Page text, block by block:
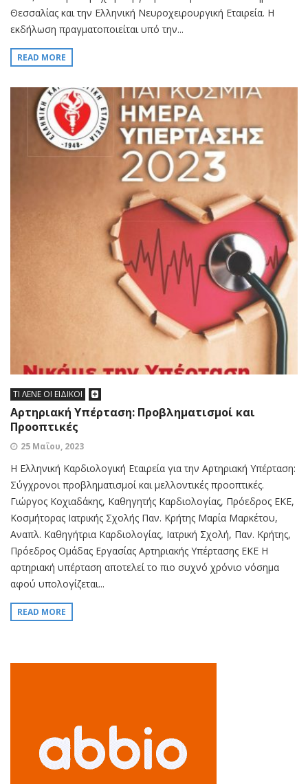
Θεσσαλίας και την Ελληνική Νευροχειρουργική Εταιρεία. Η
εκδήλωση πραγματοποιείται υπό την...
READ MORE
ΤΙ ΛΕΝΕ ΟΙ ΕΙΔΙΚΟΙ
Αρτηριακή Υπέρταση: Προβληματισμοί και
Προοπτικές
25 Μαΐου, 2023
Η Ελληνική Καρδιολογική Εταιρεία για την Αρτηριακή Υπέρταση:
Σύγχρονοι προβληματισμοί και μελλοντικές προοπτικές.
Γιώργος Κοχιαδάκης, Καθηγητής Καρδιολογίας, Πρόεδρος ΕΚΕ,
Κοσμήτορας Ιατρικής Σχολής Παν. Κρήτης Μαρία Μαρκέτου,
Αναπλ. Καθηγήτρια Καρδιολογίας, Ιατρική Σχολή, Παν. Κρήτης,
Πρόεδρος Ομάδας Εργασίας Αρτηριακής Υπέρτασης ΕΚΕ Η
αρτηριακή υπέρταση αποτελεί το πιο συχνό χρόνιο νόσημα
αφού υπολογίζεται...
READ MORE